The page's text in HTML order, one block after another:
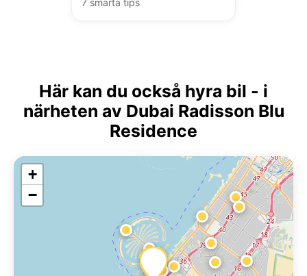
Här kan du också hyra bil - i
närheten av Dubai Radisson Blu
Residence
+
−